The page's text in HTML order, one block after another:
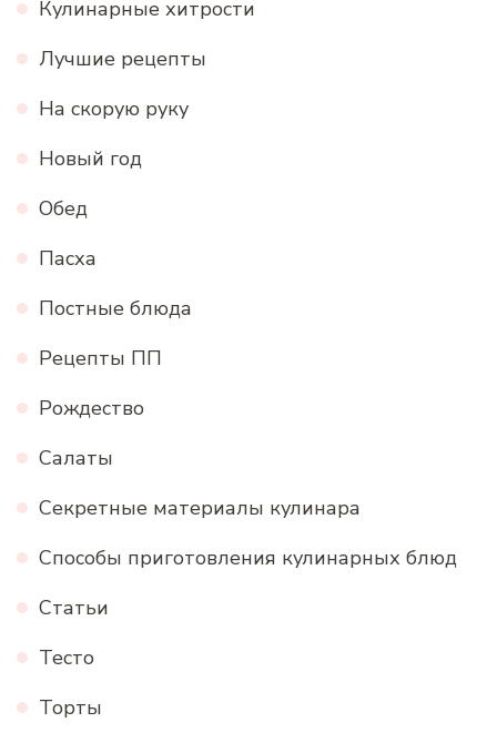
Кулинарные хитрости
Лучшие рецепты
На скорую руку
Новый год
Обед
Пасха
Постные блюда
Рецепты ПП
Рождество
Салаты
Секретные материалы кулинара
Способы приготовления кулинарных блюд
Статьи
Тесто
Торты